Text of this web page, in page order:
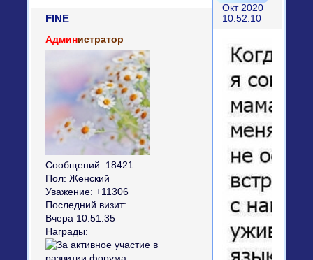
Окт 2020
10:52:10
FINE
Администратор
Сообщений: 18421
Пол: Женский
Уважение: +11306
Последний визит:
Вчера 10:51:35
Награды: